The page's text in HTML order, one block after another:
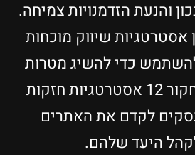
והנעת הזדמנויות צמיחה.
שיווק מוכחות
כדי להשיג מטרות
אלו. במאמר זה, נחקור 12 אסטרטגיות חזקות
לקדם את האתרים
היעד שלהם.